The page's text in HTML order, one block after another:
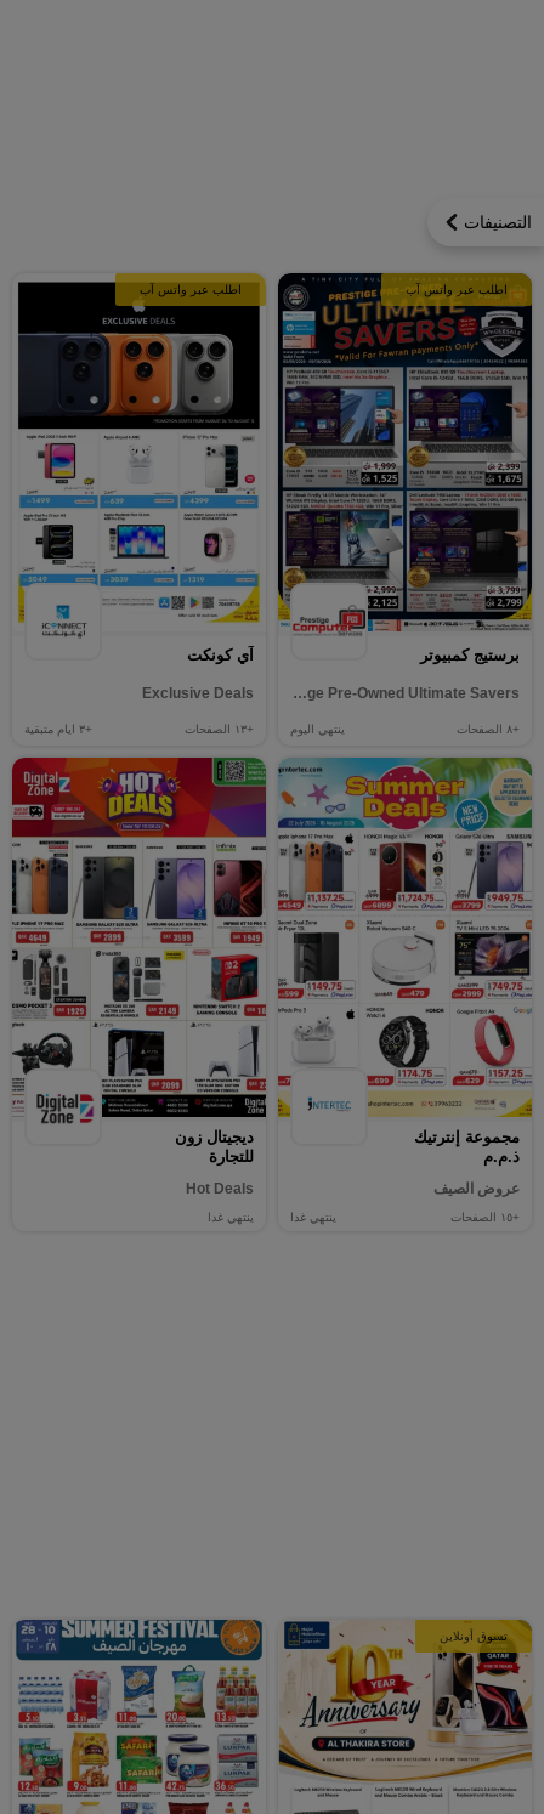
التصنيفات
اطلب عبر واتس آب
برستيج كمبيوتر
Prestige Pre-Owned Ultimate Savers
+٨ الصفحات ينتهي اليوم
اطلب عبر واتس آب
آي كونكت
Exclusive Deals
+١٣ الصفحات +٣ ايام متبقية
مجموعة إنترتيك
ذ.م.م
عروض الصيف
+١٥ الصفحات ينتهي غدا
ديجيتال زون
للتجارة
Hot Deals
ينتهي غدا
تسوق أونلاين